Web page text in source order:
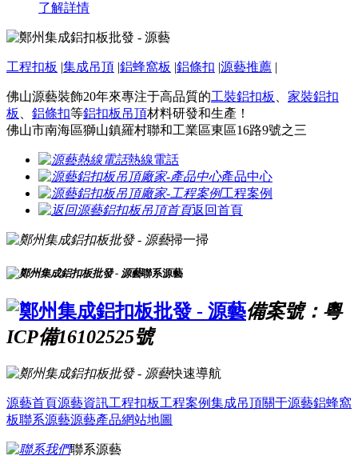
了解詳情
工程扣板 |集成吊頂 |鋁蜂窩板 |鋁條扣 |源藝推薦 |
佛山源藝裝飾20年來專注于高品質的工裝鋁扣板
家裝鋁扣
板
鋁條扣等鋁扣板吊頂材料研發和生產！
佛山市南海區獅山鎮羅村聯和工業區東區16路9號之三
熱線電話
產品中心
工程案例
返回首頁
掃一掃
聯系源藝
備案號：粵
ICP備16102525號
快速導航
源藝首頁源藝資訊工程扣板工程案例集成吊頂關于源藝鋁蜂窩
板聯系源藝源藝產品網站地圖
聯系源藝